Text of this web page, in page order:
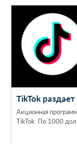
TikTok
Акционная
TikTok. По 1000